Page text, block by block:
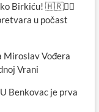
Birkiću! 🇭🇷🏃‍♂️
u počast
Miroslav Vođera
Vrani
Benkovac je prva